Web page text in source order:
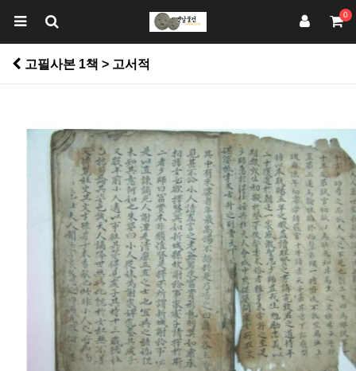
0
고필사본 1책 > 고서적